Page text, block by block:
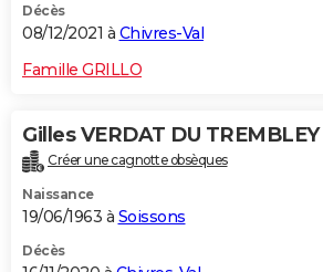
Décès
08/12/2021 à Chivres-Val
Famille GRILLO
Gilles VERDAT DU TREMBLEY
Créer une cagnotte obsèques
Naissance
19/06/1963 à Soissons
Décès